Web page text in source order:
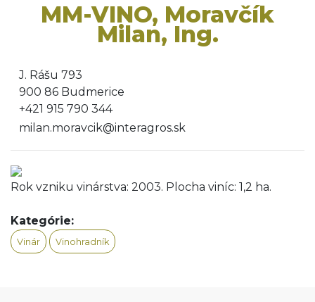
MM-VINO, Moravčík
Milan, Ing.
J. Rášu 793
900 86 Budmerice
+421 915 790 344
milan.moravcik@interagros.sk
Rok vzniku vinárstva: 2003. Plocha viníc: 1,2 ha.
Kategórie:
Vinár Vinohradník